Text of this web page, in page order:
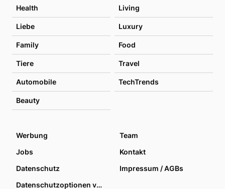
Health Living
Liebe Luxury
Family Food
Tiere Travel
Automobile TechTrends
Beauty
Werbung
Team
Jobs
Kontakt
Datenschutz
Impressum / AGBs
Datenschutzoptionen verwalten